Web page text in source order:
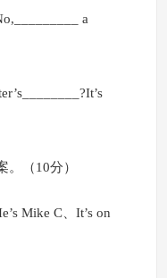
a
（10分）
Mike C、It’s on